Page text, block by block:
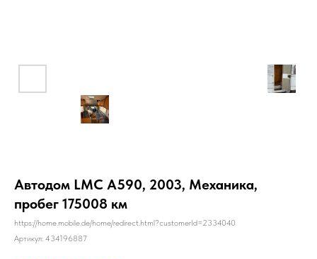
Автодом LMC A590, 2003, Механика,
пробег 175008 км
https://home.mobile.de/home/redirect.html?customerId=2334040
Артикул: 434196887